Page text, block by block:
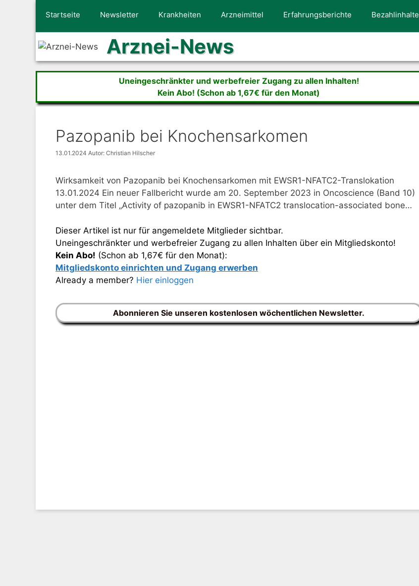
Startseite Newsletter Krankheiten Arzneimittel Erfahrungsberichte Bezahlinhalte
Arznei-News
Uneingeschränkter und werbefreier Zugang zu allen Inhalten!
Kein Abo! (Schon ab 1,67€ für den Monat)
Pazopanib bei Knochensarkomen
13.01.2024 Autor: Christian Hilscher
Wirksamkeit von Pazopanib bei Knochensarkomen mit EWSR1-NFATC2-Translokation
13.01.2024 Ein neuer Fallbericht wurde am 20. September 2023 in Oncoscience (Band 10)
unter dem Titel „Activity of pazopanib in EWSR1-NFATC2 translocation-associated bone…
Dieser Artikel ist nur für angemeldete Mitglieder sichtbar.
Uneingeschränkter und werbefreier Zugang zu allen Inhalten über ein Mitgliedskonto!
Kein Abo! (Schon ab 1,67€ für den Monat):
Mitgliedskonto einrichten und Zugang erwerben
Already a member? Hier einloggen
Abonnieren Sie unseren kostenlosen wöchentlichen Newsletter.